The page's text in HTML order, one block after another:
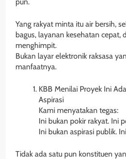
Yang rakyat minta itu air bersih,
bagus, layanan kesehatan cepat,
menghimpit.
Bukan layar elektronik raksasa
manfaatnya.
KBB Menilai Proyek Ini
Aspirasi
Kami menyatakan tegas:
Ini bukan pokir rakyat. Ini
Ini bukan aspirasi publik.
Tidak ada satu pun konstituen